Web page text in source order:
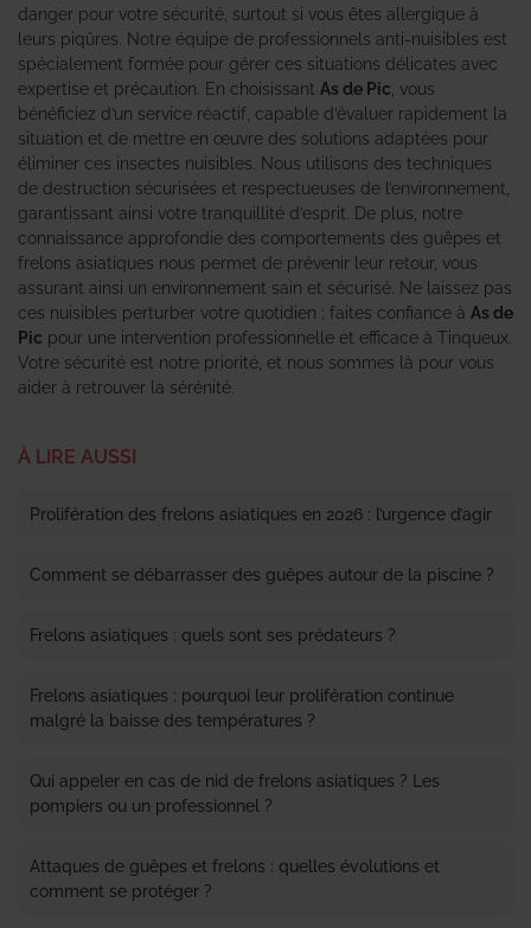
danger pour votre sécurité, surtout si vous êtes allergique à
leurs piqûres. Notre équipe de professionnels anti-nuisibles est
spécialement formée pour gérer ces situations délicates avec
expertise et précaution. En choisissant As de Pic , vous
bénéficiez d’un service réactif, capable d’évaluer rapidement la
situation et de mettre en œuvre des solutions adaptées pour
éliminer ces insectes nuisibles. Nous utilisons des techniques
de destruction sécurisées et respectueuses de l’environnement,
garantissant ainsi votre tranquillité d’esprit. De plus, notre
connaissance approfondie des comportements des guêpes et
frelons asiatiques nous permet de prévenir leur retour, vous
assurant ainsi un environnement sain et sécurisé. Ne laissez pas
ces nuisibles perturber votre quotidien ; faites confiance à As de
Pic pour une intervention professionnelle et efficace à Tinqueux.
Votre sécurité est notre priorité, et nous sommes là pour vous
aider à retrouver la sérénité.
À LIRE AUSSI
Prolifération des frelons asiatiques en 2026 : l’urgence d’agir
Comment se débarrasser des guêpes autour de la piscine ?
Frelons asiatiques : quels sont ses prédateurs ?
Frelons asiatiques : pourquoi leur prolifération continue
malgré la baisse des températures ?
Qui appeler en cas de nid de frelons asiatiques ? Les
pompiers ou un professionnel ?
Attaques de guêpes et frelons : quelles évolutions et
comment se protéger ?